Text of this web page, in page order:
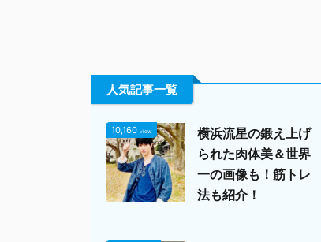
人気記事一覧
10,160 view
横浜流星の鍛え上げ
られた肉体美＆世界
一の画像も！筋トレ
法も紹介！